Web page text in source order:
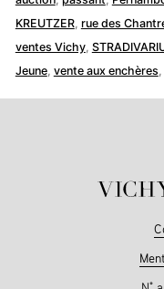
KREUTZER, rue des
ventes Vichy,
Jeune, vente aux enchères,